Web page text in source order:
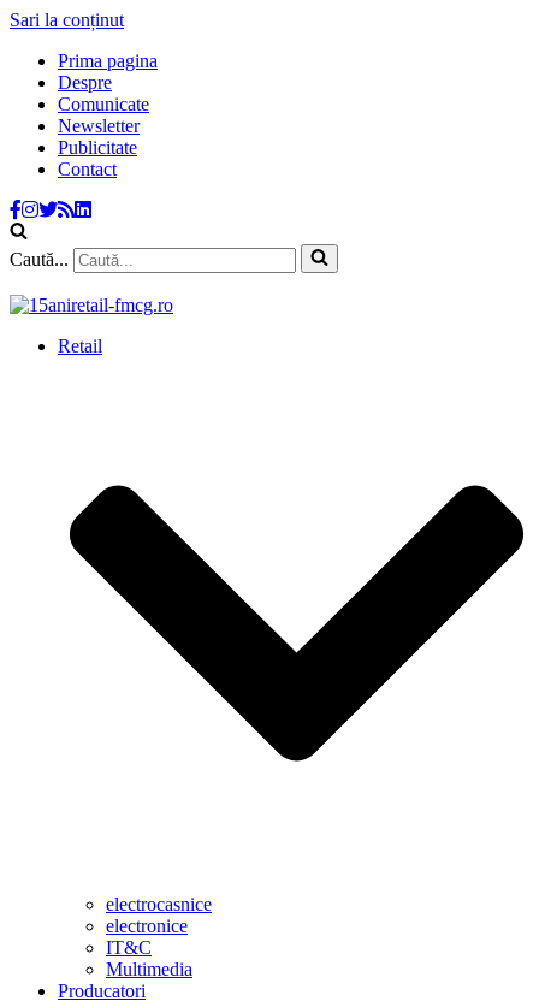
Sari la conținut
Prima pagina
Despre
Comunicate
Newsletter
Publicitate
Contact
Caută...
Retail
electrocasnice
electronice
IT&C
Multimedia
Producatori